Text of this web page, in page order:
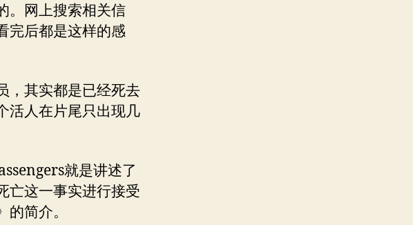
。网上搜索相关信
完后都是这样的感
，其实都是已经死去
活人在片尾只出现几
就是讲述了
亡这一事实进行接受
简介。